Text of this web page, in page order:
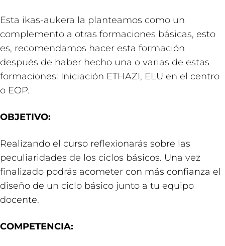
Esta ikas-aukera la planteamos como un
complemento a otras formaciones básicas, esto
es, recomendamos hacer esta formación
después de haber hecho una o varias de estas
formaciones: Iniciación ETHAZI, ELU en el centro
o EOP.
OBJETIVO:
Realizando el curso reflexionarás sobre las
peculiaridades de los ciclos básicos. Una vez
finalizado podrás acometer con más confianza el
diseño de un ciclo básico junto a tu equipo
docente.
COMPETENCIA: